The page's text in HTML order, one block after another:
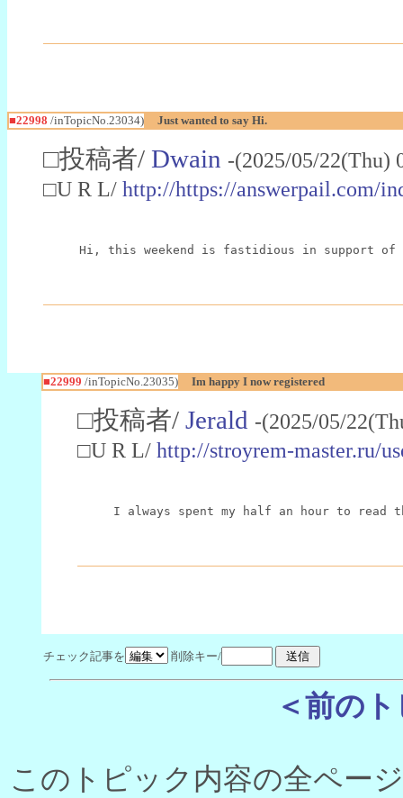
■22998 /inTopicNo.23034) Just wanted to say Hi.
□投稿者/ Dwain -(2025/05/
□U R L/ http://https://answerpail.com/
Hi, this weekend is fastidious in support of
■22999 /inTopicNo.23035) Im happy I now registered
□投稿者/ Jerald -(2025/05/
□U R L/ http://stroyrem-master.ru/
I always spent my half an hour to
チェック記事を 削除キー/
＜前の
このトピック内容の全ペー